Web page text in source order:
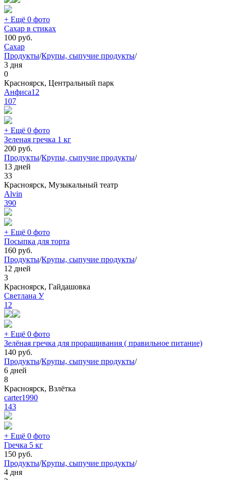
+ Ещё 0 фото
Сахар в стиках
100 руб.
Сахар
Продукты/Крупы, сыпучие продукты/
3 дня
0
Красноярск, Центральный парк
Анфиса12
107
+ Ещё 0 фото
Зеленая гречка 1 кг
200 руб.
Продукты/Крупы, сыпучие продукты/
13 дней
33
Красноярск, Музыкальный театр
Alvin
390
+ Ещё 0 фото
Посыпка для торта
160 руб.
Продукты/Крупы, сыпучие продукты/
12 дней
3
Красноярск, Гайдашовка
Светлана У
12
+ Ещё 0 фото
Зелёная гречка для проращивания ( правильное питание)
140 руб.
Продукты/Крупы, сыпучие продукты/
6 дней
8
Красноярск, Взлётка
carter1990
143
+ Ещё 0 фото
Гречка 5 кг
150 руб.
Продукты/Крупы, сыпучие продукты/
4 дня